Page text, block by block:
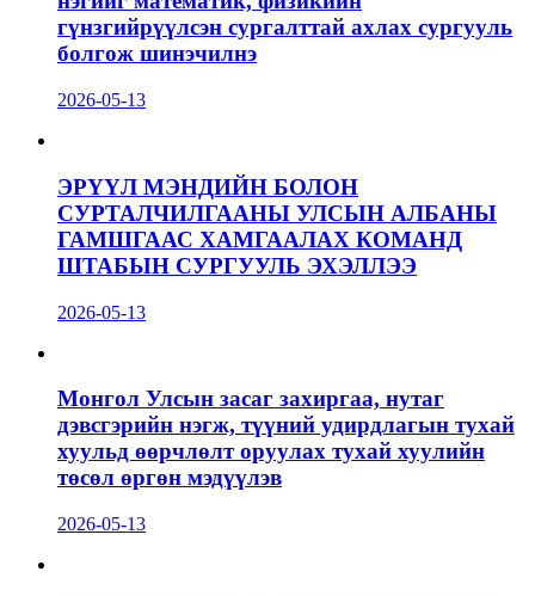
гүнзгийрүүлсэн сургалттай ахлах сургууль
болгож шинэчилнэ
2026-05-13
ЭРҮҮЛ МЭНДИЙН БОЛОН
СУРТАЛЧИЛГААНЫ УЛСЫН АЛБАНЫ
ГАМШГААС ХАМГААЛАХ КОМАНД
ШТАБЫН СУРГУУЛЬ ЭХЭЛЛЭЭ
2026-05-13
Монгол Улсын засаг захиргаа, нутаг
дэвсгэрийн нэгж, түүний удирдлагын тухай
хуульд өөрчлөлт оруулах тухай хуулийн
төсөл өргөн мэдүүлэв
2026-05-13